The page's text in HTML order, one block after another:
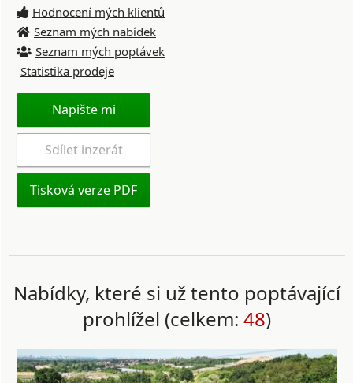
Hodnocení mých klientů
Seznam mých nabídek
Seznam mých poptávek
Statistika prodeje
Napište mi
Sdílet inzerát
Tisková verze PDF
Nabídky, které si už tento poptávající
prohlížel (celkem: 48)